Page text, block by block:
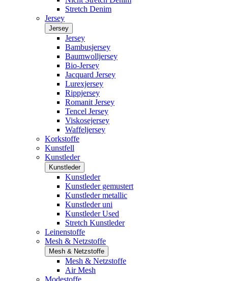
Stretch Denim
Jersey
Jersey
Jersey
Bambusjersey
Baumwolljersey
Bio-Jersey
Jacquard Jersey
Lurexjersey
Rippjersey
Romanit Jersey
Tencel Jersey
Viskosejersey
Waffeljersey
Korkstoffe
Kunstfell
Kunstleder
Kunstleder
Kunstleder
Kunstleder gemustert
Kunstleder metallic
Kunstleder uni
Kunstleder Used
Stretch Kunstleder
Leinenstoffe
Mesh & Netzstoffe
Mesh & Netzstoffe
Mesh & Netzstoffe
Air Mesh
Modestoffe